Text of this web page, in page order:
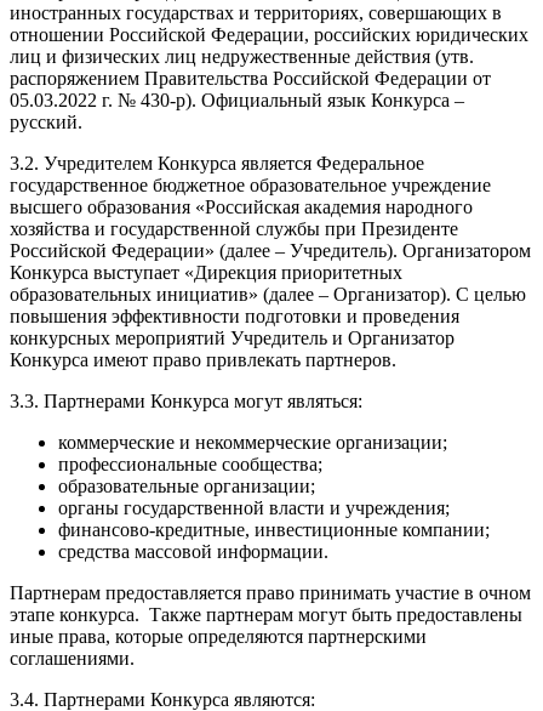
иностранных государствах и территориях, совершающих в
отношении Российской Федерации, российских юридических
лиц и физических лиц недружественные действия (утв.
распоряжением Правительства Российской Федерации от
05.03.2022 г. № 430-р). Официальный язык Конкурса –
русский.
3.2. Учредителем Конкурса является Федеральное
государственное бюджетное образовательное учреждение
высшего образования «Российская академия народного
хозяйства и государственной службы при Президенте
Российской Федерации» (далее – Учредитель). Организатором
Конкурса выступает «Дирекция приоритетных
образовательных инициатив» (далее – Организатор). С целью
повышения эффективности подготовки и проведения
конкурсных мероприятий Учредитель и Организатор
Конкурса имеют право привлекать партнеров.
3.3. Партнерами Конкурса могут являться:
коммерческие и некоммерческие организации;
профессиональные сообщества;
образовательные организации;
органы государственной власти и учреждения;
финансово-кредитные, инвестиционные компании;
средства массовой информации.
Партнерам предоставляется право принимать участие в очном
этапе конкурса. Также партнерам могут быть предоставлены
иные права, которые определяются партнерскими
соглашениями.
3.4. Партнерами Конкурса являются: